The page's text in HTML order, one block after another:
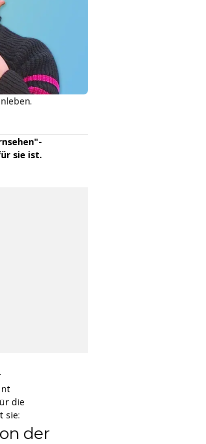
sie ist.
die
sie:
der